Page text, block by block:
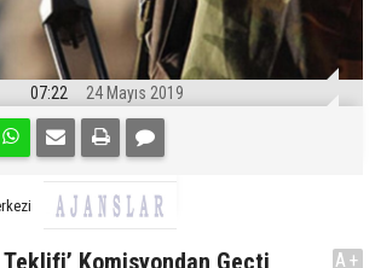
07:22 24 Mayıs 2019
A+